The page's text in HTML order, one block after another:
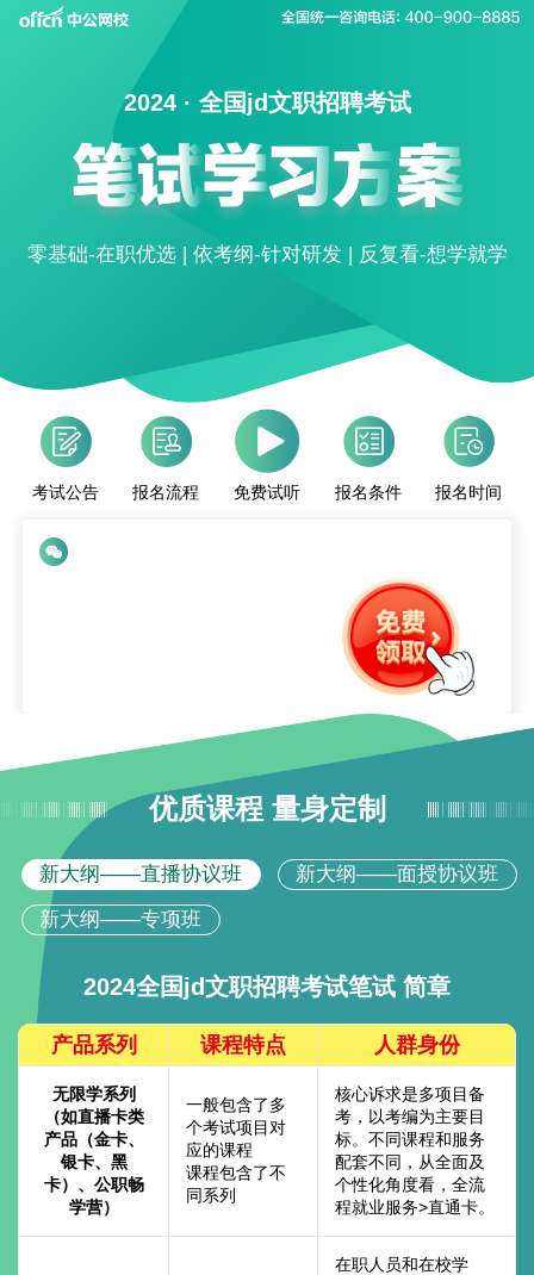
2024 · 全国jd文职招聘考试
零基础-在职优选 | 依考纲-针对研发 | 反复看-想学就学
考试公告 报名流程 报名时间
报名条件
免费试听
优质课程 量身定制
新大纲——直播协议班 新大纲——面授协议班
新大纲——专项班
2024全国jd文职招聘考试笔试 简章
产品系列 课程特点 人群身份
无限学系列
（如直播卡类
产品（金卡、
银卡、黑
卡）、公职畅
学营）
一般包含了多
个考试项目对
应的课程
课程包含了不
同系列
核心诉求是多项目备
考，以考编为主要目
标。不同课程和服务
配套不同，从全面及
个性化角度看，全流
程就业服务>直通卡。
在职人员和在校学